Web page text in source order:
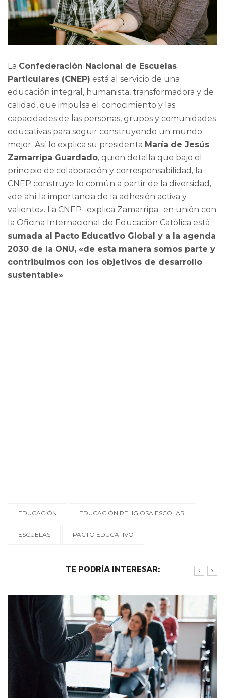
La Confederación Nacional de Escuelas
Particulares (CNEP) está al servicio de una
educación integral, humanista, transformadora y de
calidad, que impulsa el conocimiento y las
capacidades de las personas, grupos y comunidades
educativas para seguir construyendo un mundo
mejor. Así lo explica su presidenta María de Jesús
Zamarripa Guardado, quien detalla que bajo el
principio de colaboración y corresponsabilidad, la
CNEP construye lo común a partir de la diversidad,
«de ahí la importancia de la adhesión activa y
valiente». La CNEP -explica Zamarripa- en unión con
la Oficina Internacional de Educación Católica está
sumada al Pacto Educativo Global y a la agenda
2030 de la ONU, «de esta manera somos parte y
contribuimos con los objetivos de desarrollo
sustentable».
EDUCACIÓN EDUCACIÓN RELIGIOSA ESCOLAR
ESCUELAS PACTO EDUCATIVO
TE PODRÍA INTERESAR: